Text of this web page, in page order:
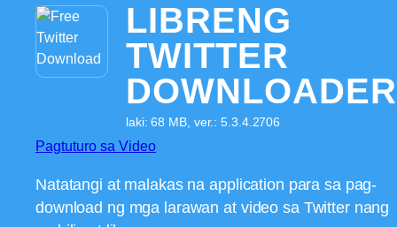
LIBRENG
TWITTER
DOWNLOADER
laki: 68 MB, ver.: 5.3.4.2706
Pagtuturo sa Video
Natatangi at malakas na application para sa pag-
download ng mga larawan at video sa Twitter nang